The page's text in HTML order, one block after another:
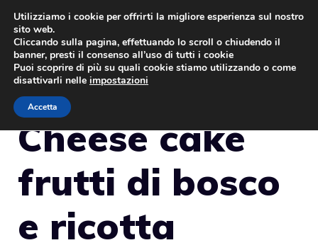
Vai
contenuto
Cheese cake
frutti di bosco
e ricotta
Utilizziamo i cookie per offrirti la migliore esperienza sul nostro
sito web.
Cliccando sulla pagina, effettuando lo scroll o chiudendo il
banner, presti il consenso all’uso di tutti i cookie
Puoi scoprire di più su quali cookie stiamo utilizzando o come
disattivarli nelle impostazioni
Accetta